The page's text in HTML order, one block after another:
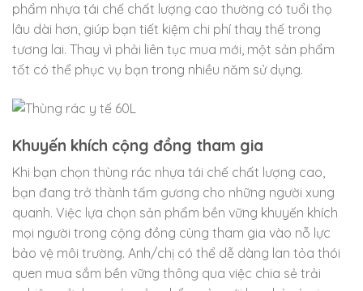
phẩm nhựa tái chế chất lượng cao thường có tuổi thọ
lâu dài hơn, giúp bạn tiết kiệm chi phí thay thế trong
tương lai. Thay vì phải liên tục mua mới, một sản phẩm
tốt có thể phục vụ bạn trong nhiều năm sử dụng.
Khuyến khích cộng đồng tham gia
Khi bạn chọn thùng rác nhựa tái chế chất lượng cao,
bạn đang trở thành tấm gương cho những người xung
quanh. Việc lựa chọn sản phẩm bền vững khuyến khích
mọi người trong cộng đồng cùng tham gia vào nỗ lực
bảo vệ môi trường. Anh/chị có thể dễ dàng lan tỏa thói
quen mua sắm bền vững thông qua việc chia sẻ trải